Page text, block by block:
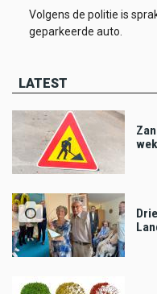
Volgens de politie is
geparkeerde auto.
LATEST